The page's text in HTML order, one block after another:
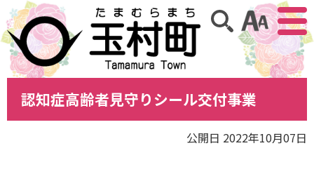
アクセ
サイト内検索
認知症高齢者見守りシール交付事業
公開日 2022年10月07日